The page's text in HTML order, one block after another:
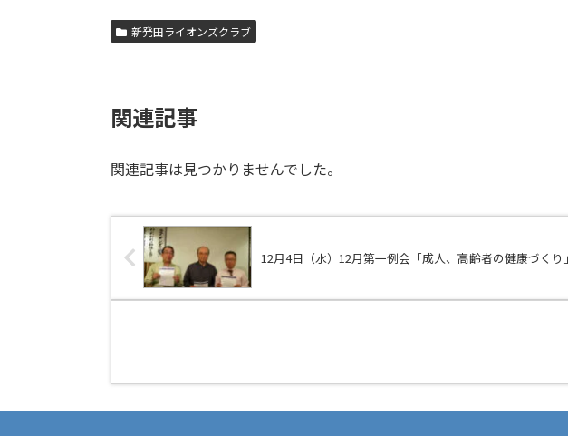
新発田ライオンズクラブ
関連記事
関連記事は見つかりませんでした。
12月4日（水）12月第一例会「成人、高齢者の健康づくり